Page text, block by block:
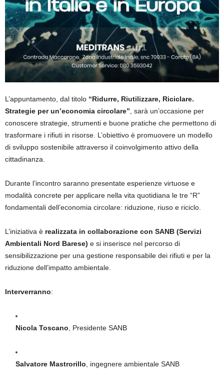
L’appuntamento, dal titolo “Ridurre, Riutilizzare, Riciclare.
Strategie per un’economia circolare” , sarà un’occasione per
conoscere strategie, strumenti e buone pratiche che permettono di
trasformare i rifiuti in risorse. L’obiettivo è promuovere un modello
di sviluppo sostenibile attraverso il coinvolgimento attivo della
cittadinanza.
Durante l’incontro saranno presentate esperienze virtuose e
modalità concrete per applicare nella vita quotidiana le tre “R”
fondamentali dell’economia circolare: riduzione, riuso e riciclo.
L’iniziativa è realizzata in collaborazione con SANB (Servizi
Ambientali Nord Barese) e si inserisce nel percorso di
sensibilizzazione per una gestione responsabile dei rifiuti e per la
riduzione dell’impatto ambientale.
Interverranno:
Nicola Toscano , Presidente SANB
Salvatore Mastrorillo , ingegnere ambientale SANB